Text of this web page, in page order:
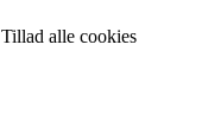
Tillad alle cookies